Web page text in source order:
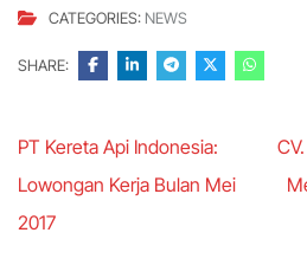
CATEGORIES: NEWS
SHARE:
Post
navigation
PT Kereta Api Indonesia:
Lowongan Kerja Bulan Mei
2017